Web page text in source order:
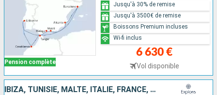
Pension complète
6 630 €
Vol disponible
Jusqu'à 30% de remise
Jusqu'à 3500€ de remise
Boissons Premium incluses
Wi-fi inclus
IBIZA, TUNISIE, MALTE, ITALIE, FRANCE, MAJORQUE, ESPAGNE